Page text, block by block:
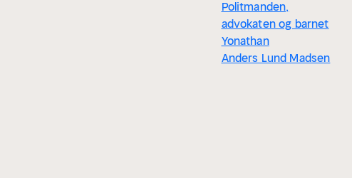
Politmanden,
advokaten og barnet
Yonathan
Anders Lund Madsen